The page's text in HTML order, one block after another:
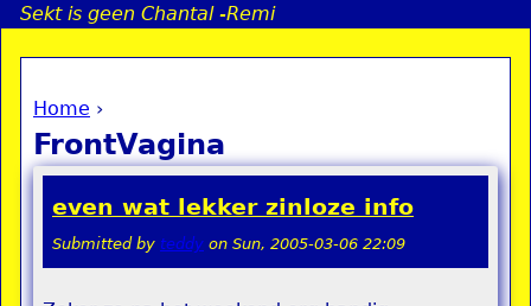
Jump to navigation
Sekt is geen Chantal -Remi
You are here
Home ›
FrontVagina
even wat lekker zinloze info
Submitted by teddy on Sun, 2005-03-06 22:09